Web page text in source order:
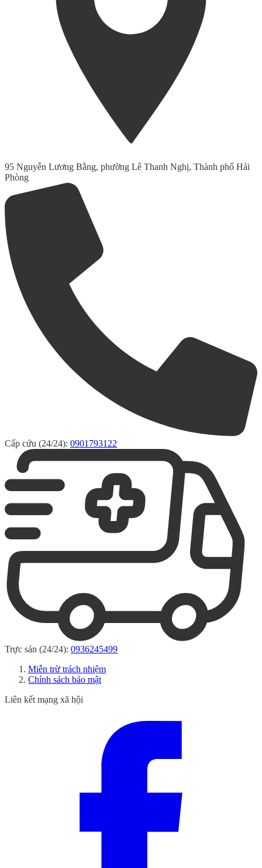
95 Nguyễn Lương Bằng, phường Lê Thanh Nghị, Thành phố Hải
Phòng
Cấp cứu (24/24): 0901793122
Trực sản (24/24): 0936245499
Miễn trừ trách nhiệm
Chính sách bảo mật
Liên kết mạng xã hội